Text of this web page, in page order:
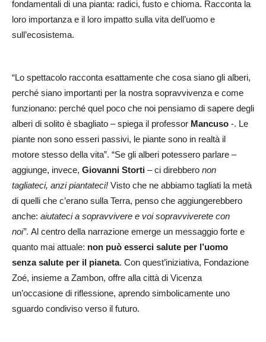
fondamentali di una pianta: radici, fusto e chioma. Racconta la
loro importanza e il loro impatto sulla vita dell’uomo e
sull’ecosistema.
“Lo spettacolo racconta esattamente che cosa siano gli alberi,
perché siano importanti per la nostra sopravvivenza e come
funzionano: perché quel poco che noi pensiamo di sapere degli
alberi di solito è sbagliato – spiega il professor Mancuso -. Le
piante non sono esseri passivi, le piante sono in realtà il
motore stesso della vita”. “Se gli alberi potessero parlare –
aggiunge, invece, Giovanni Storti – ci direbbero non
tagliateci, anzi piantateci! Visto che ne abbiamo tagliati la metà
di quelli che c’erano sulla Terra, penso che aggiungerebbero
anche: aiutateci a sopravvivere e voi sopravviverete con
noi”. Al centro della narrazione emerge un messaggio forte e
quanto mai attuale: non può esserci salute per l’uomo
senza salute per il pianeta. Con quest’iniziativa, Fondazione
Zoé, insieme a Zambon, offre alla città di Vicenza
un’occasione di riflessione, aprendo simbolicamente uno
sguardo condiviso verso il futuro.